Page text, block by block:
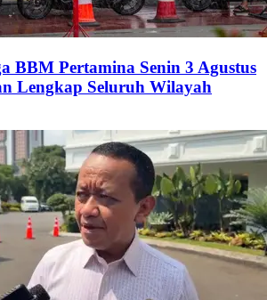
BBM Pertamina Senin 3 Agustus
Lengkap Seluruh Wilayah